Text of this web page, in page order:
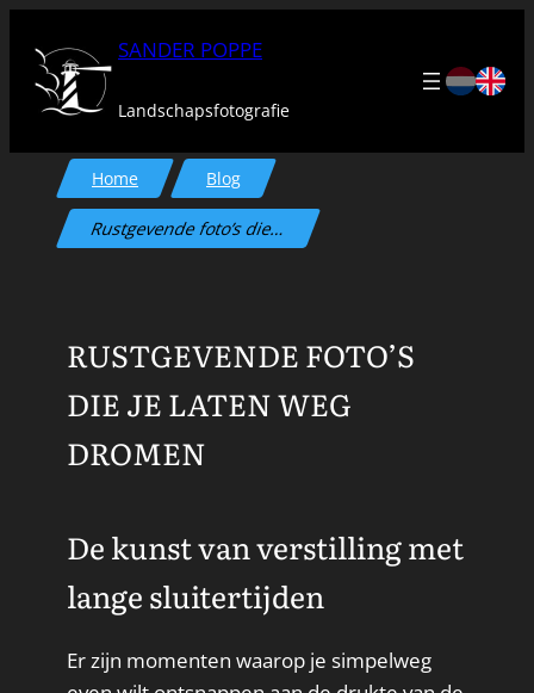
naar
inhoud
SANDER POPPE
Landschapsfotografie
Home Blog
Rustgevende foto’s die…
RUSTGEVENDE FOTO’S
DIE JE LATEN WEG
DROMEN
De kunst van verstilling met
lange sluitertijden
Er zijn momenten waarop je simpelweg